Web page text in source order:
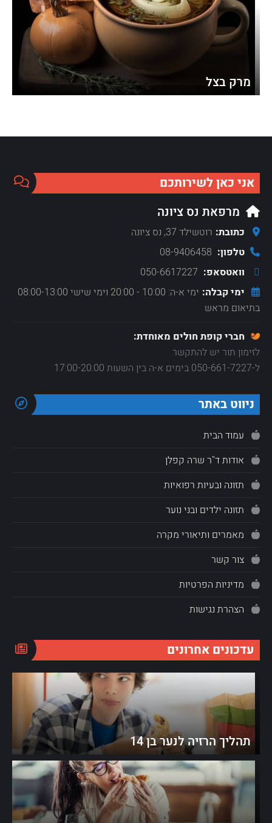
מרק בצל
אני כאן לשירותכם
מרפאת נס ציונה
כתובת: רוטשילד 37, נס ציונה
טלפון:
וואטסאפ:
ימי קבלה:
ימי א-ה: 10:00 - 20:00 וימי שישי 08:00-13:00
בתיאום מראש
חברי קופת חולים מאוחדת:
לזימון תור יש להתקשר
ל-050-661-7227 בימים א-ה בין השעות 17:00-20:00
ניווט באתר
עמוד הבית
אודות ד"ר שרה קפלן
תזונה ובעיות רפואיות
תזונה ילדים ובני נוער
מאמרים ותיאורי מקרה
צור קשר
מדיניות הפרטיות
הצהרת נגישות
עדכונים אחרונים
תהליך הרזיה לנער בן 14